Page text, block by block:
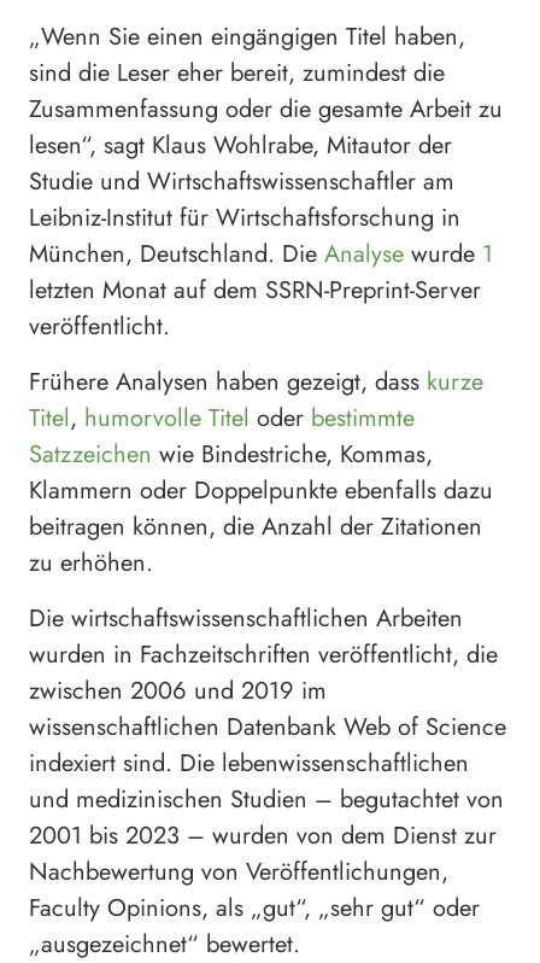
„Wenn Sie einen eingängigen Titel haben,
sind die Leser eher bereit, zumindest die
Zusammenfassung oder die gesamte Arbeit zu
lesen“, sagt Klaus Wohlrabe, Mitautor der
Studie und Wirtschaftswissenschaftler am
Leibniz-Institut für Wirtschaftsforschung in
München, Deutschland. Die Analyse wurde 1
letzten Monat auf dem SSRN-Preprint-Server
veröffentlicht.
Frühere Analysen haben gezeigt, dass kurze
Titel, humorvolle Titel oder bestimmte
Satzzeichen wie Bindestriche, Kommas,
Klammern oder Doppelpunkte ebenfalls dazu
beitragen können, die Anzahl der Zitationen
zu erhöhen.
Die wirtschaftswissenschaftlichen Arbeiten
wurden in Fachzeitschriften veröffentlicht, die
zwischen 2006 und 2019 im
wissenschaftlichen Datenbank Web of Science
indexiert sind. Die lebenwissenschaftlichen
und medizinischen Studien – begutachtet von
2001 bis 2023 – wurden von dem Dienst zur
Nachbewertung von Veröffentlichungen,
Faculty Opinions, als „gut“, „sehr gut“ oder
„ausgezeichnet“ bewertet.